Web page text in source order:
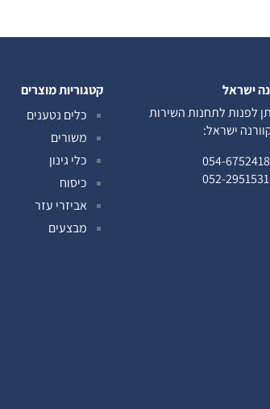
ישראל
לפנות לתחנות השירות
ישראל:
054-6752418
052-2951531
קטגוריות מוצרים
כלים נטענים
משורים
כלי גינון
כיסוח
אביזרי עזר
מבצעים